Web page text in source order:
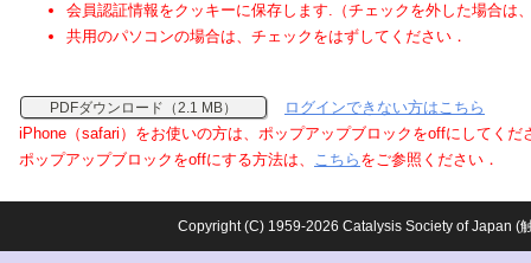
会員認証情報をクッキーに保存します.（チェックを外した場合は
共用のパソコンの場合は、チェックをはずしてください．
PDFダウンロード（2.1 MB）
ログインできない方はこちら
iPhone（safari）をお使いの方は、ポップアップブロックをoffにしてくだ
ポップアップブロックをoffにする方法は、 こちら をご参照ください．
Copyright (C) 1959-2026 Catalysis Society of Japan (